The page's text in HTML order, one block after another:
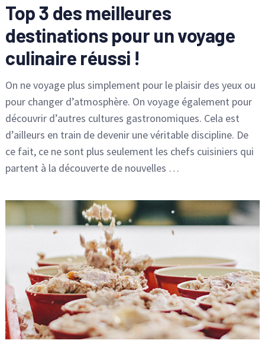
Top 3 des meilleures
destinations pour un voyage
culinaire réussi !
On ne voyage plus simplement pour le plaisir des yeux ou
pour changer d’atmosphère. On voyage également pour
découvrir d’autres cultures gastronomiques. Cela est
d’ailleurs en train de devenir une véritable discipline. De
ce fait, ce ne sont plus seulement les chefs cuisiniers qui
partent à la découverte de nouvelles …